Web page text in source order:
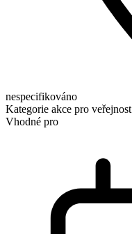
nespecifikováno
Kategorie akce pro veřejnost
Vhodné pro